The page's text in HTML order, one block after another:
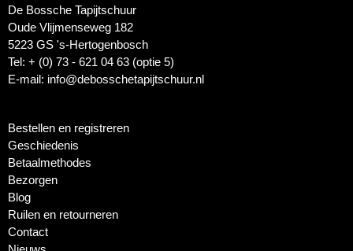
De Bossche Tapijtschuur
Oude Vlijmenseweg 182
5223 GS 's-Hertogenbosch
Tel: + (0) 73 - 621 04 63 (optie 5)
E-mail: info@debosschetapijtschuur.nl
Bestellen en registreren
Geschiedenis
Betaalmethodes
Bezorgen
Blog
Ruilen en retourneren
Contact